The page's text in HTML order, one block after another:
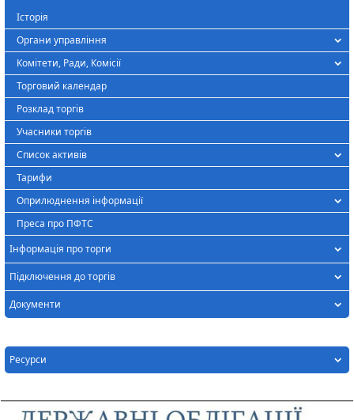
Історія
Органи управління
Комітети, Ради, Комісії
Торговий календар
Розклад торгів
Учасники торгів
Список активів
Тарифи
Оприлюднення інформації
Преса про ПФТС
Інформація про торги
Підключення до торгів
Документи
Ресурси